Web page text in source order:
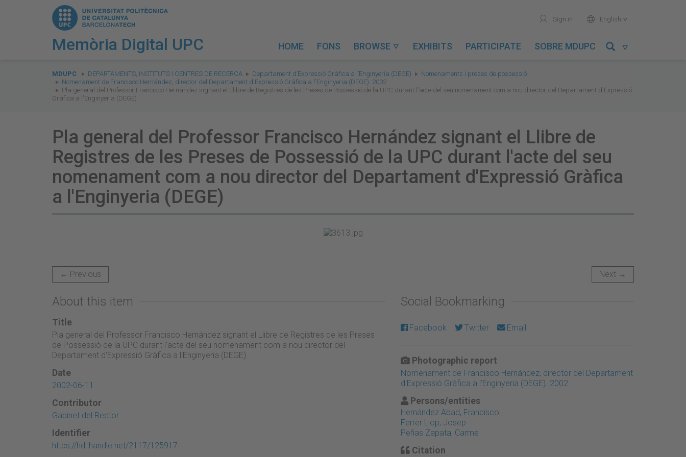
Memòria Digital UPC
user Sign in world English 
HOME FONS BROWSE  EXHIBITS PARTICIPATE SOBRE MDUPC 
are
here:
MDUPC DEPARTAMENTS, INSTITUTS I CENTRES DE RECERCA Departament d’Expressió Gràfica a l’Enginyeria (DEGE)
Nomenaments i preses de possessió
Nomenament de Francisco Hernández, director del Departament d'Expressió Gràfica a l'Enginyeria (DEGE). 2002
Pla general del Professor Francisco Hernández signant el Llibre de Registres de les Preses de Possessió de la UPC durant l'acte del seu nomenament com a nou director del Departament d'Expressió
Gràfica a l'Enginyeria (DEGE)
Pla general del Professor Francisco Hernández signant el Llibre de
Registres de les Preses de Possessió de la UPC durant l'acte del seu
nomenament com a nou director del Departament d'Expressió Gràfica
a l'Enginyeria (DEGE)
← Previous Next →
About this item
Title
Pla general del Professor Francisco Hernández signant el Llibre de Registres de les Preses
de Possessió de la UPC durant l'acte del seu nomenament com a nou director del
Departament d'Expressió Gràfica a l'Enginyeria (DEGE)
Date
2002-06-11
Contributor
Gabinet del Rector
Identifier
https://hdl.handle.net/2117/125917
Social Bookmarking
Facebook Twitter Email
Photographic report
Nomenament de Francisco Hernández, director del Departament
d'Expressió Gràfica a l'Enginyeria (DEGE). 2002
Persons/entities
Hernández Abad, Francisco
Ferrer Llop, Josep
Peñas Zapata, Carme
Citation